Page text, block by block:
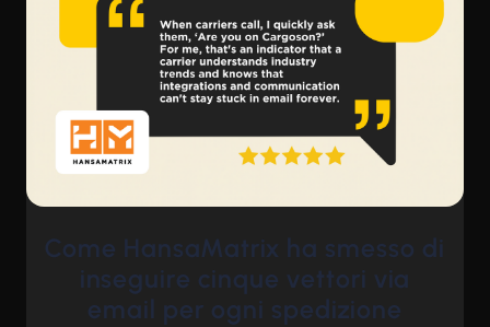
Come HansaMatrix ha smesso di
inseguire cinque vettori via
email per ogni spedizione